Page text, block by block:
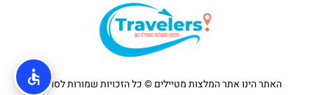
האתר הינו אתר המלצות מטיילים © כל הזכויות שמורות לסוכנות